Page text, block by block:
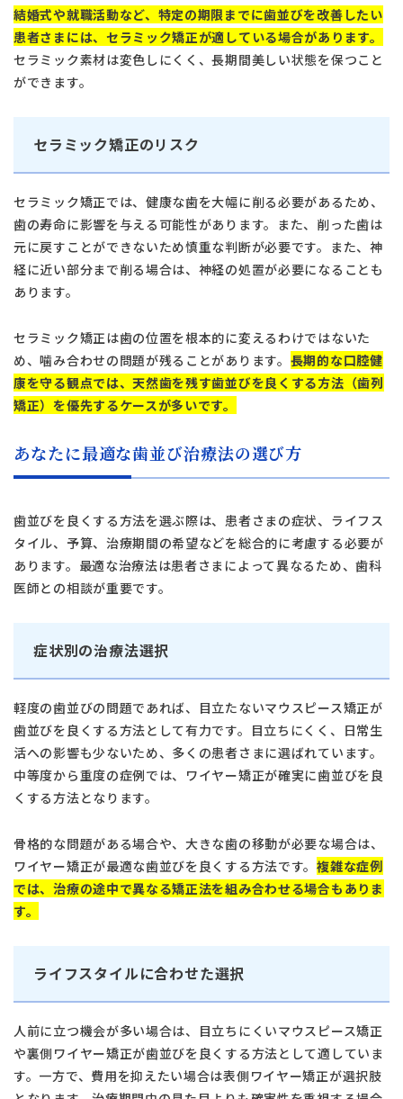
結婚式や就職活動など、特定の期限までに歯並びを改善したい
患者さまには、セラミック矯正が適している場合があります。
セラミック素材は変色しにくく、長期間美しい状態を保つこと
ができます。
セラミック矯正のリスク
セラミック矯正では、健康な歯を大幅に削る必要があるため、
歯の寿命に影響を与える可能性があります。また、削った歯は
元に戻すことができないため慎重な判断が必要です。また、神
経に近い部分まで削る場合は、神経の処置が必要になることも
あります。
セラミック矯正は歯の位置を根本的に変えるわけではないた
め、噛み合わせの問題が残ることがあります。 長期的な口腔健
康を守る観点では、天然歯を残す歯並びを良くする方法（歯列
矯正）を優先するケースが多いです。
あなたに最適な歯並び治療法の選び方
歯並びを良くする方法を選ぶ際は、患者さまの症状、ライフス
タイル、予算、治療期間の希望などを総合的に考慮する必要が
あります。最適な治療法は患者さまによって異なるため、歯科
医師との相談が重要です。
症状別の治療法選択
軽度の歯並びの問題であれば、目立たないマウスピース矯正が
歯並びを良くする方法として有力です。目立ちにくく、日常生
活への影響も少ないため、多くの患者さまに選ばれています。
中等度から重度の症例では、ワイヤー矯正が確実に歯並びを良
くする方法となります。
骨格的な問題がある場合や、大きな歯の移動が必要な場合は、
ワイヤー矯正が最適な歯並びを良くする方法です。複雑な症例
では、治療の途中で異なる矯正法を組み合わせる場合もありま
す。
ライフスタイルに合わせた選択
人前に立つ機会が多い場合は、目立ちにくいマウスピース矯正
や裏側ワイヤー矯正が歯並びを良くする方法として適していま
す。一方で、費用を抑えたい場合は表側ワイヤー矯正が選択肢